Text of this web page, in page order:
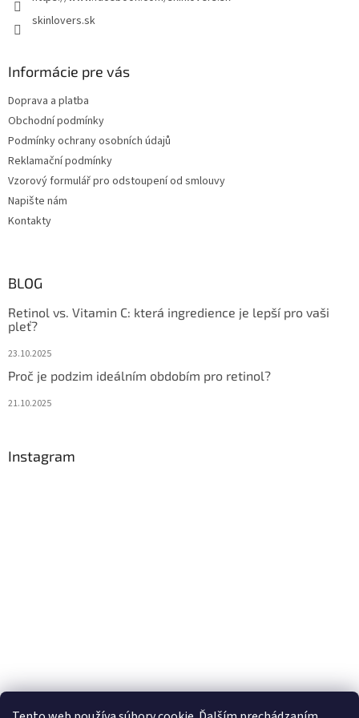
skinlovers.sk
Informácie pre vás
Doprava a platba
Obchodní podmínky
Podmínky ochrany osobních údajů
Reklamační podmínky
Vzorový formulář pro odstoupení od smlouvy
Napište nám
Kontakty
BLOG
Retinol vs. Vitamin C: která ingredience je lepší pro vaši
pleť?
23.10.2025
Proč je podzim ideálním obdobím pro retinol?
21.10.2025
Instagram